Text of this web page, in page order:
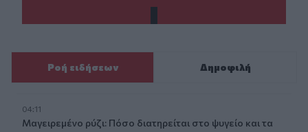
Ροή ειδήσεων Δημοφιλή
04:11
Μαγειρεμένο ρύζι: Πόσο διατηρείται στο ψυγείο και τα